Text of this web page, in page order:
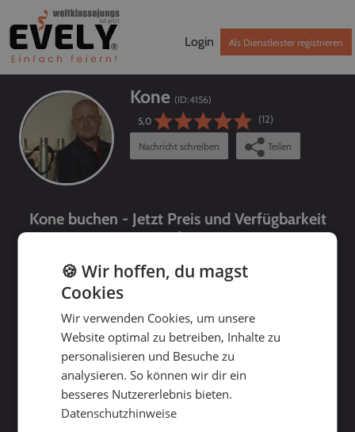
Login Als Dienstleister registrieren
Kone (ID:4156)
5,0
(12)
Nachricht schreiben Teilen
Kone buchen - Jetzt Preis und Verfügbarkeit
prüfen!
bis
🍪 Wir hoffen, du magst
Cookies
Wir verwenden Cookies, um unsere
Website optimal zu betreiben, Inhalte zu
personalisieren und Besuche zu
analysieren. So können wir dir ein
besseres Nutzererlebnis bieten.
Datenschutzhinweise